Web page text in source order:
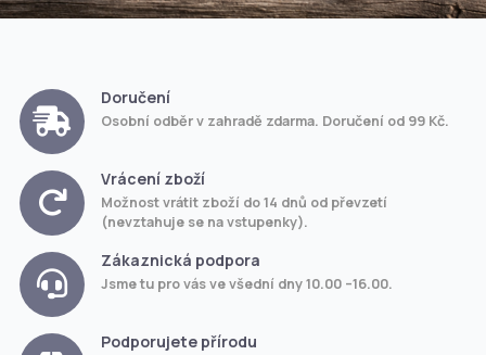
Doručení
Osobní odběr v zahradě zdarma. Doručení od 99 Kč.
Vrácení zboží
Možnost vrátit zboží do 14 dnů od převzetí
(nevztahuje se na vstupenky).
Zákaznická podpora
Jsme tu pro vás ve všední dny 10.00 –16.00.
Podporujete přírodu